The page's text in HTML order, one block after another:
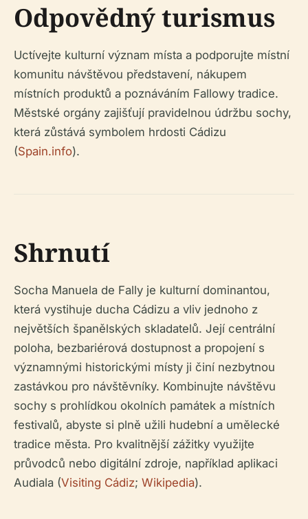
Odpovědný turismus
Uctívejte kulturní význam místa a podporujte místní
komunitu návštěvou představení, nákupem
místních produktů a poznáváním Fallowy tradice.
Městské orgány zajišťují pravidelnou údržbu sochy,
která zůstává symbolem hrdosti Cádizu
(Spain.info).
Shrnutí
Socha Manuela de Fally je kulturní dominantou,
která vystihuje ducha Cádizu a vliv jednoho z
největších španělských skladatelů. Její centrální
poloha, bezbariérová dostupnost a propojení s
významnými historickými místy ji činí nezbytnou
zastávkou pro návštěvníky. Kombinujte návštěvu
sochy s prohlídkou okolních památek a místních
festivalů, abyste si plně užili hudební a umělecké
tradice města. Pro kvalitnější zážitky využijte
průvodců nebo digitální zdroje, například aplikaci
Audiala (Visiting Cádiz; Wikipedia).